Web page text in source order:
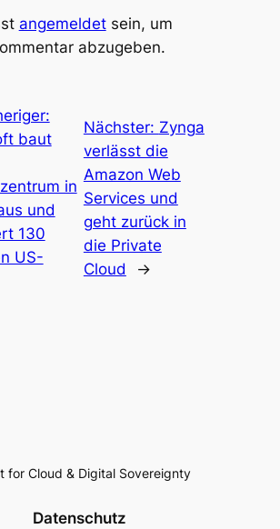
angemeldetsein, um
abzugeben.
baut
in
und
130
US-
Nächster: Zynga
verlässt die
Amazon Web
Services und
geht zurück in
die Private
Cloud
→
for Cloud & Digital Sovereignty
Datenschutz